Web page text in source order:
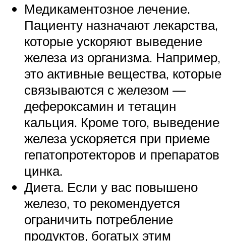
Медикаментозное лечение.
Пациенту назначают лекарства,
которые ускоряют выведение
железа из организма. Например,
это активные вещества, которые
связываются с железом —
дефероксамин и тетацин
кальция. Кроме того, выведение
железа ускоряется при приеме
гепатопротекторов и препаратов
цинка.
Диета. Если у вас повышено
железо, то рекомендуется
ограничить потребление
продуктов, богатых этим